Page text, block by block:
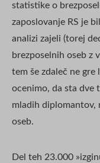
statistike o
zaposlovanje RS je
analizi zajeli (torej
brezposelnih oseb z
tem še zdaleč ne gre
ocenimo, da sta dve
mladih diplomantov,
oseb.
Del teh 23.000